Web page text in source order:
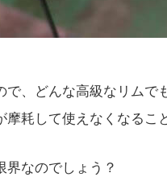
で、どんな高級なリムで
摩耗して使えなくなるこ
界なのでしょう？